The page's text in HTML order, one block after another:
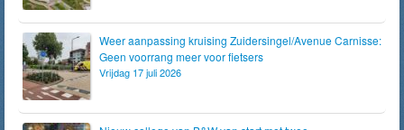
Weer aanpassing kruising Zuidersingel/Avenue Carnisse:
Geen voorrang meer voor fietsers
Vrijdag 17 juli 2026